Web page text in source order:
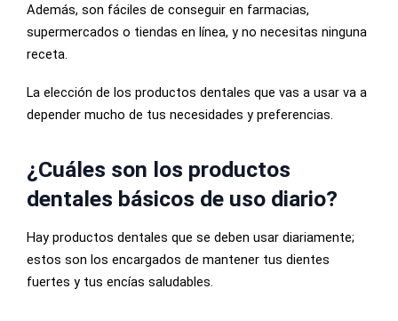
Además, son fáciles de conseguir en farmacias,
supermercados o tiendas en línea, y no necesitas ninguna
receta.
La elección de los productos dentales que vas a usar va a
depender mucho de tus necesidades y preferencias.
¿Cuáles son los productos
dentales básicos de uso diario?
Hay productos dentales que se deben usar diariamente;
estos son los encargados de mantener tus dientes
fuertes y tus encías saludables.